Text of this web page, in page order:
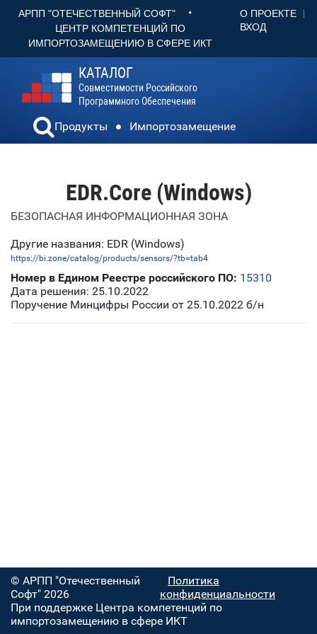
АРПП "ОТЕЧЕСТВЕННЫЙ СОФТ" •
ЦЕНТР КОМПЕТЕНЦИЙ ПО
ИМПОРТОЗАМЕЩЕНИЮ В СФЕРЕ ИКТ
О ПРОЕКТЕ
ВХОД
КАТАЛОГ
Совместимости Российского
Программного Обеспечения
Продукты Импортозамещение
EDR.Core (Windows)
БЕЗОПАСНАЯ ИНФОРМАЦИОННАЯ ЗОНА
Другие названия: EDR (Windows)
https://bi.zone/catalog/products/sensors/?tb=tab4
Номер в Едином Реестре российского ПО: 15310
Дата решения: 25.10.2022
Поручение Минцифры России от 25.10.2022 б/н
© АРПП "Отечественный
Софт" 2026
Политика
конфиденциальности
При поддержке Центра компетенций по
импортозамещению в сфере ИКТ